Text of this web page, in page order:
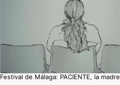
Festival de Málaga: PACIENTE, la madre